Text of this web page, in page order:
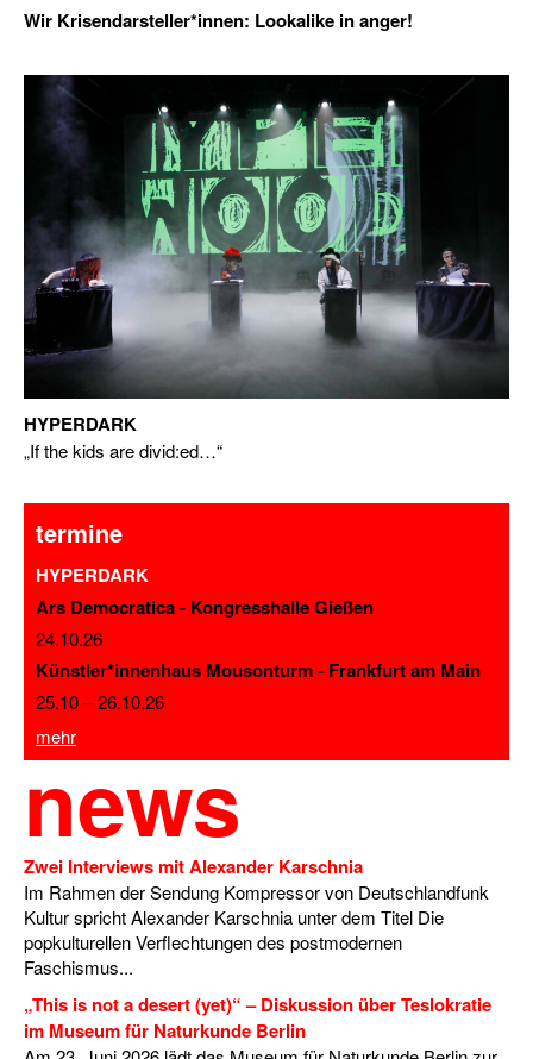
Wir Krisendarsteller*innen: Lookalike in anger!
HYPERDARK
„If the kids are divid:ed…“
termine
HYPERDARK
Ars Democratica - Kongresshalle Gießen
24.10.26
Künstler*innenhaus Mousonturm - Frankfurt am Main
25.10–26.10.26
mehr
news
Zwei Interviews mit Alexander Karschnia
Im Rahmen der Sendung Kompressor von Deutschlandfunk
Kultur spricht Alexander Karschnia unter dem Titel Die
popkulturellen Verflechtungen des postmodernen
Faschismus...
„This is not a desert (yet)“ – Diskussion über Teslokratie
im Museum für Naturkunde Berlin